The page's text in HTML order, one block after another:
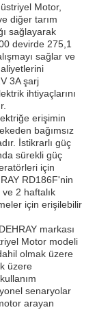
Motor,
diğer tarım
sağlayarak
devirde 275,1
sağlar ve
3A şarj
ihtiyaçlarını
erişimin
bağımsız
İstikrarlı güç
sürekli güç
için
RD186F'nin
2 haftalık
için erişilebilir
markası
Motor modeli
olmak üzere
üzere
senaryolar
arayan